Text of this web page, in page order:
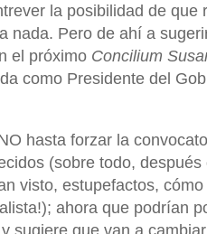
la posibilidad de que
nada. Pero de ahí a
el próximo Concilium
como Presidente del
hasta forzar la
(sobre todo, después
visto, estupefactos, cómo
ahora que podrían
sugiere que van a